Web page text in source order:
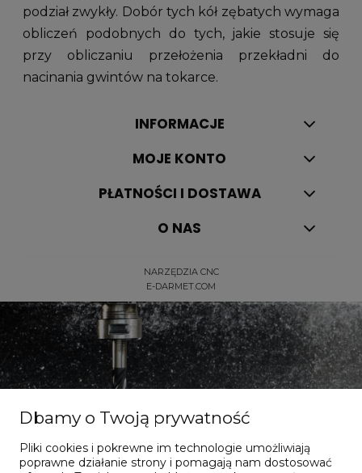
podział zwykły. Dobór tych kół zębatych wymaga
obliczeń podobnych do tych, jakie stosuje się
przy obliczaniu przełożenia przekładni do
nacinania gwintów na tokarce.
INFORMACJE
MOJE KONTO
PŁATNOŚCI I DOSTAWA
O NAS
NARZĘDZIA CNC
E-DARMET.COM
Dla dociekliwych
Dbamy o Twoją prywatność
Pliki cookies i pokrewne im technologie umożliwiają
poprawne działanie strony i pomagają nam dostosować